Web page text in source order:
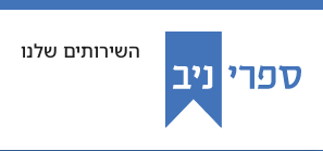
השירותים שלנו